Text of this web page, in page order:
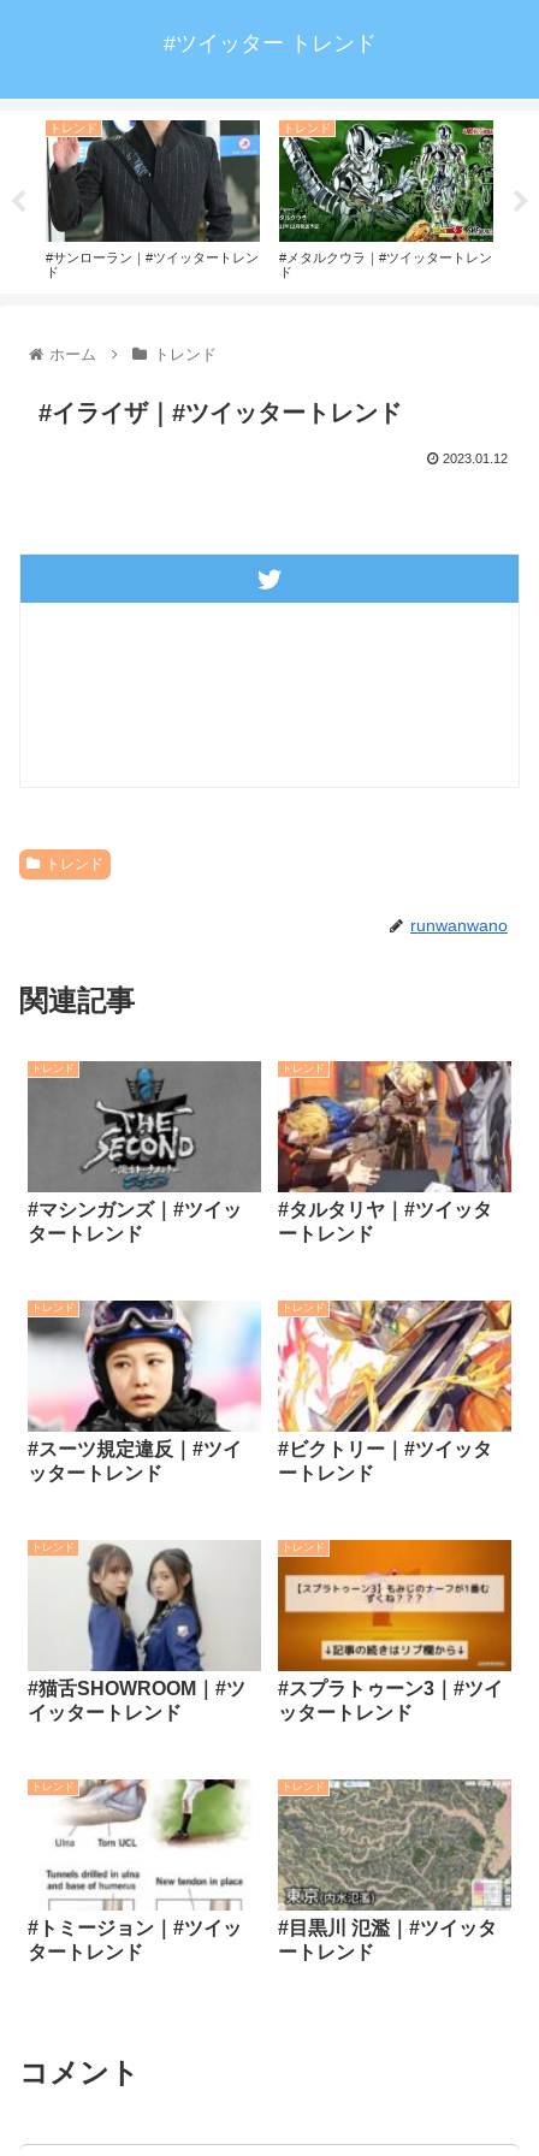
#ツイッター トレンド
トレンド
#サンローラン｜#ツイッタートレン
ド
トレンド
#メタルクウラ｜#ツイッタートレン
ド
ホーム トレンド
#イライザ｜#ツイッタートレンド
2023.01.12
トレンド
runwanwano
関連記事
トレンド
#マシンガンズ｜#ツイッ
タートレンド
トレンド
#タルタリヤ｜#ツイッタ
ートレンド
トレンド
#スーツ規定違反｜#ツイ
ッタートレンド
トレンド
#ビクトリー｜#ツイッタ
ートレンド
トレンド
#猫舌SHOWROOM｜#ツ
イッタートレンド
トレンド
#スプラトゥーン3｜#ツイ
ッタートレンド
トレンド
#トミージョン｜#ツイッ
タートレンド
トレンド
#目黒川 氾濫｜#ツイッタ
ートレンド
コメント